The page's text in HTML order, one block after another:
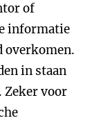
of
informatie
overkomen.
in staan
voor